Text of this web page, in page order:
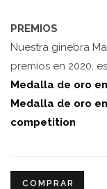
PREMIOS
Nuestra ginebra
premios en 2020,
Medalla de oro
Medalla de oro
competition
COMPRAR